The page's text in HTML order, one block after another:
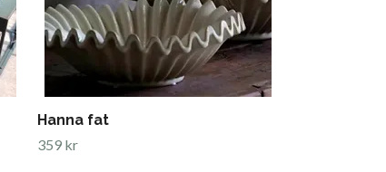
Hanna fat
359 kr